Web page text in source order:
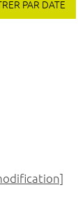
PAR DATE